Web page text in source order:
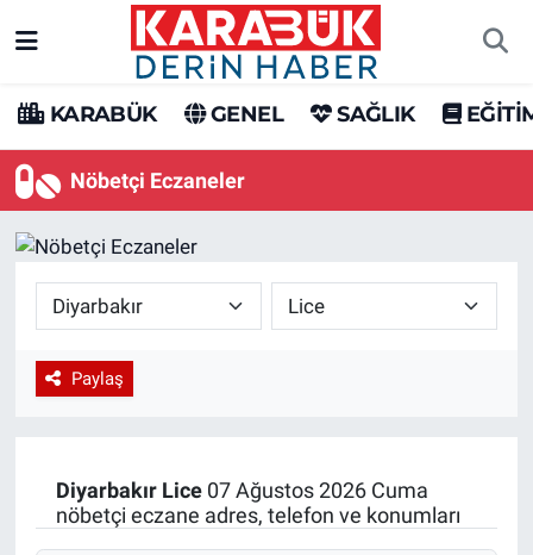
KARABÜK GENEL SAĞLIK
Nöbetçi Eczaneler
Paylaş
Diyarbakır Lice07 Ağustos 2026 Cuma
nöbetçi eczane adres, telefon ve konumları
Karabük Hava Durumu
Karabük Trafik Yoğunluk Haritası
Tüm Manşetler
Son Dakika Haberleri